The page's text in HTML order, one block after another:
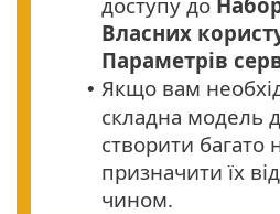
Власних
Параметрів
• Якщо вам
складна модель
створити багато
призначити їх
чином.